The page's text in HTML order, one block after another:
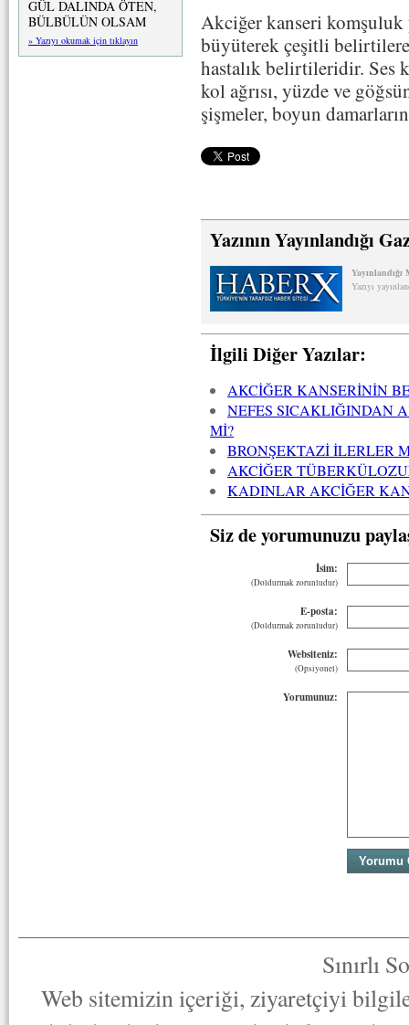
GÜL DALINDA ÖTEN,
BÜLBÜLÜN OLSAM
» Yazıyı okumak için tıklayın
Akciğer kanseri
büyüterek çeşitli
hastalık belirtileridir. Ses
kol ağrısı, yüzde ve
şişmeler, boyun
Yazının Yayınlandığı
Yayınlandığı
Yazıyı
İlgili Diğer Yazılar:
AKCİĞER KANSERİNİN
NEFES SICAKLIĞINDAN
Mİ?
BRONŞEKTAZİ İLERLER
AKCİĞER
KADINLAR AKCİĞER
Siz de yorumunuzu
İsim:
(Doldurmak zorunludur)
E-posta:
(Doldurmak zorunludur)
Websiteniz:
(Opsiyonel)
Yorumunuz:
Sınırlı
Web sitemizin içeriği, ziyaretçiyi